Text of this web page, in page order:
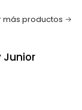
más productos
Junior